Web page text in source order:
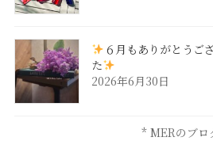
６月もありがとうご
た
2026年6月30日
* MERのブロ